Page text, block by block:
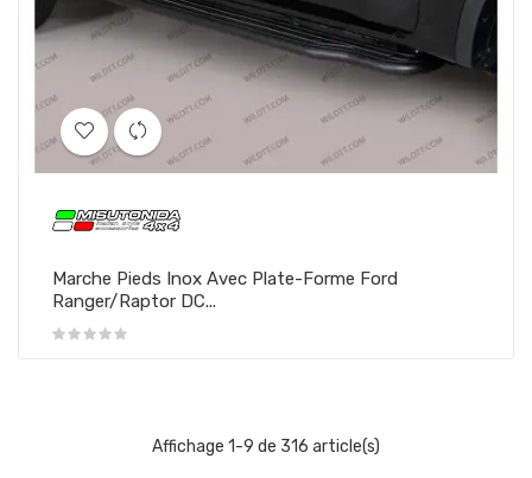
Marche Pieds Inox Avec Plate-Forme Ford
Ranger/Raptor DC...
Affichage 1-9 de 316 article(s)